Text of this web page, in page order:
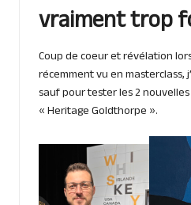
vraiment trop
Coup de coeur et révélation
récemment vu en masterclass,
sauf pour tester les 2 nouvelles
« Heritage Goldthorpe ».